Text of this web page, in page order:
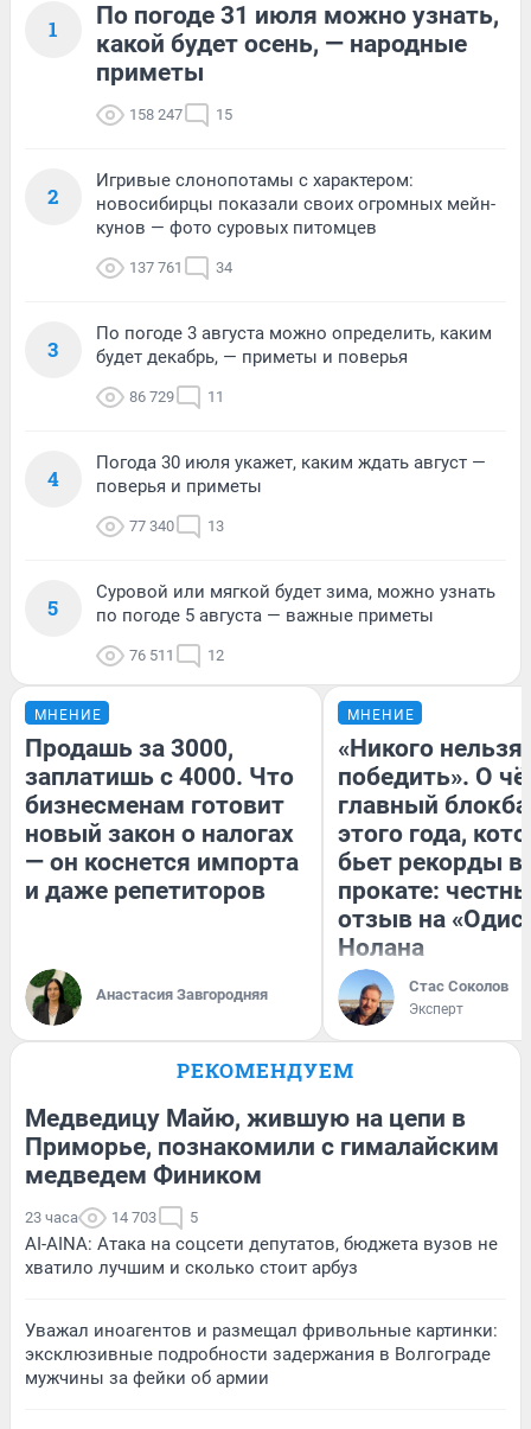
1
По погоде 31 июля можно узнать,
какой будет осень, — народные
приметы
158 247 15
2
Игривые слонопотамы с характером:
новосибирцы показали своих огромных мейн-
кунов — фото суровых питомцев
137 761 34
3
По погоде 3 августа можно определить, каким
будет декабрь, — приметы и поверья
86 729 11
4
Погода 30 июля укажет, каким ждать август —
поверья и приметы
77 340 13
5
Суровой или мягкой будет зима, можно узнать
по погоде 5 августа — важные приметы
76 511 12
МНЕНИЕ
Продашь за 3000,
заплатишь с 4000. Что
бизнесменам готовит
новый закон о налогах
— он коснется импорта
и даже репетиторов
Анастасия Завгородняя
МНЕНИЕ
«Никого нельзя
победить». О
главный
этого года,
бьет рекорды в
прокате:
отзыв на
Нолана
Стас Соколов
Эксперт
РЕКОМЕНДУЕМ
Медведицу Майю, жившую на цепи в
Приморье, познакомили с гималайским
медведем Фиником
23 часа 14 703 5
AI-AINA: Атака на соцсети депутатов, бюджета вузов не
хватило лучшим и сколько стоит арбуз
Уважал иноагентов и размещал фривольные картинки:
эксклюзивные подробности задержания в Волгограде
мужчины за фейки об армии